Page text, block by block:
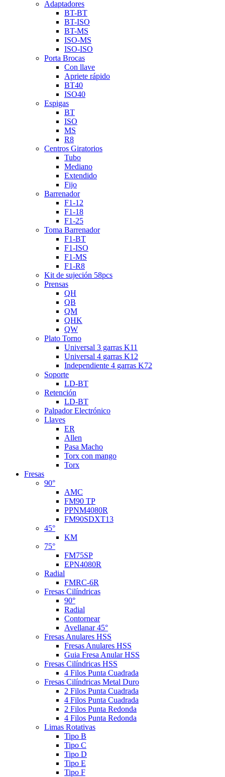
Adaptadores
BT-BT
BT-ISO
BT-MS
ISO-MS
ISO-ISO
Porta Brocas
Con llave
Apriete rápido
BT40
ISO40
Espigas
BT
ISO
MS
R8
Centros Giratorios
Tubo
Mediano
Extendido
Fijo
Barrenador
F1-12
F1-18
F1-25
Toma Barrenador
F1-BT
F1-ISO
F1-MS
F1-R8
Kit de sujeción 58pcs
Prensas
QH
QB
QM
QHK
QW
Plato Torno
Universal 3 garras K11
Universal 4 garras K12
Independiente 4 garras K72
Soporte
LD-BT
Retención
LD-BT
Palpador Electrónico
Llaves
ER
Allen
Pasa Macho
Torx con mango
Torx
Fresas
90°
AMC
FM90 TP
PPNM4080R
FM90SDXT13
45°
KM
75°
FM75SP
EPN4080R
Radial
FMRC-6R
Fresas Cilíndricas
90°
Radial
Contornear
Avellanar 45°
Fresas Anulares HSS
Fresas Anulares HSS
Guia Fresa Anular HSS
Fresas Cilíndricas HSS
4 Filos Punta Cuadrada
Fresas Cilíndricas Metal Duro
2 Filos Punta Cuadrada
4 Filos Punta Cuadrada
2 Filos Punta Redonda
4 Filos Punta Redonda
Limas Rotativas
Tipo B
Tipo C
Tipo D
Tipo E
Tipo F